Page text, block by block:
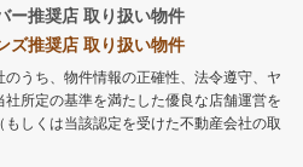
ー推奨店 取り扱い物件
ズ推奨店 取り扱い物件
うち、物件情報の正確性、法令遵守、ヤ
所定の基準を満たした優良な店舗運営を
しくは当該認定を受けた不動産会社の取